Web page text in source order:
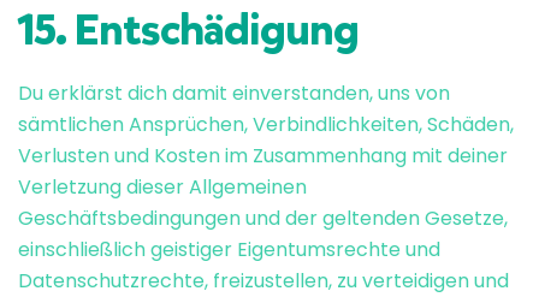
15. Entschädigung
Du erklärst dich damit einverstanden, uns von
sämtlichen Ansprüchen, Verbindlichkeiten, Schäden,
Verlusten und Kosten im Zusammenhang mit deiner
Verletzung dieser Allgemeinen
Geschäftsbedingungen und der geltenden Gesetze,
einschließlich geistiger Eigentumsrechte und
Datenschutzrechte, freizustellen, zu verteidigen und